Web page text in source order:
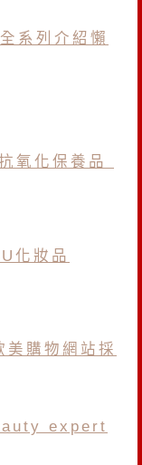
系列介紹懶
氧化保養品
化妝品
美購物網站採
expert